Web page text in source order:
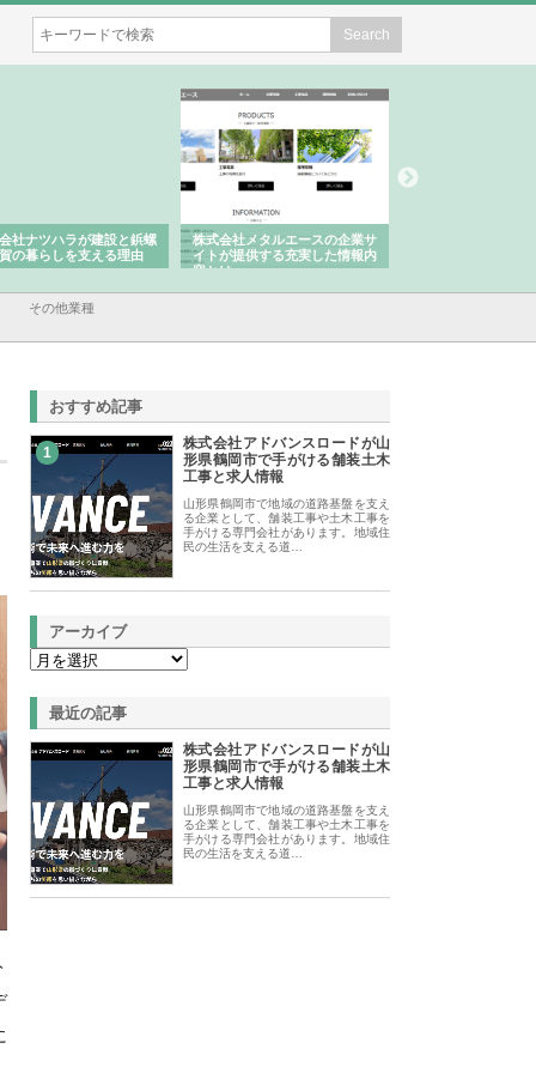
社ナツハラが建設と鋲螺
の暮らしを支える理由
株式会社メタルエースの企業サ
イトが提供する充実した情報内
容とは
その他業種
おすすめ記事
1
株式会社アドバンスロードが山
形県鶴岡市で手がける舗装土木
工事と求人情報
山形県鶴岡市で地域の道路基盤を支え
る企業として、舗装工事や土木工事を
手がける専門会社があります。地域住
民の生活を支える道…
アーカイブ
最近の記事
株式会社アドバンスロードが山
形県鶴岡市で手がける舗装土木
工事と求人情報
山形県鶴岡市で地域の道路基盤を支え
る企業として、舗装工事や土木工事を
手がける専門会社があります。地域住
民の生活を支える道…